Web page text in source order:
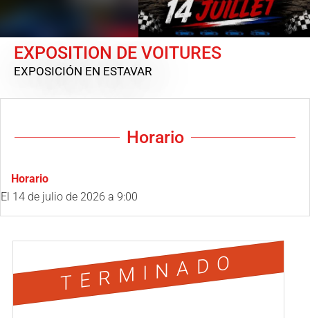
EXPOSITION DE VOITURES
EXPOSICIÓN EN ESTAVAR
Horario
Horario
El 14 de julio de 2026 a 9:00
TERMINADO